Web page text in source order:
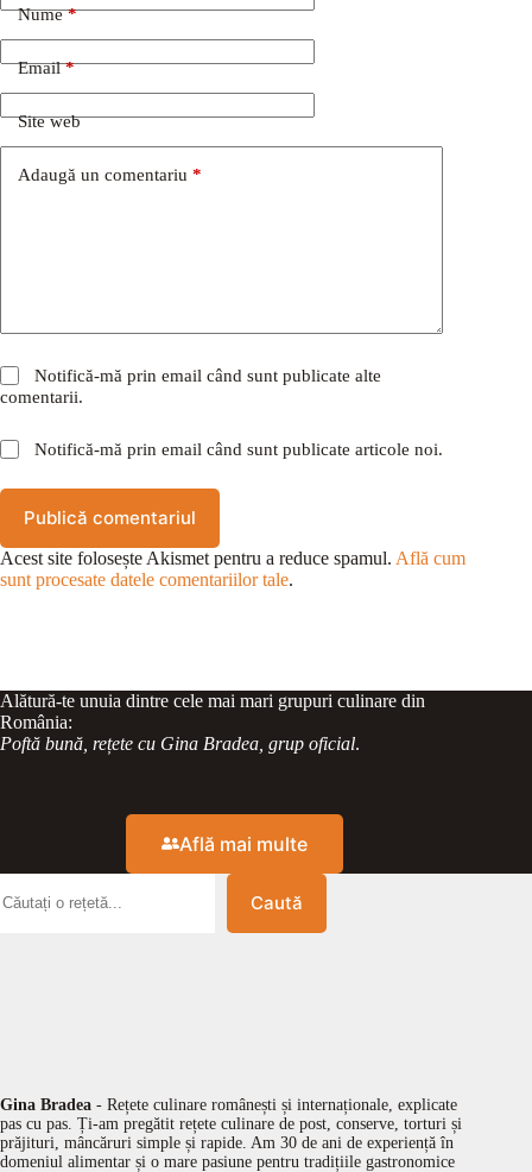
Nume*
Email*
Site web
Adaugă un comentariu *
Notifică-mă prin email când sunt publicate alte
comentarii.
Notifică-mă prin email când sunt publicate articole noi.
Publică comentariul
Acest site folosește Akismet pentru a reduce spamul. Află cum
sunt procesate datele comentariilor tale.
Alătură-te unuia dintre cele mai mari grupuri culinare din
România:
Poftă bună, rețete cu Gina Bradea, grup oficial.
Află mai multe
Caută
Gina Bradea - Rețete culinare românești și internaționale, explicate
pas cu pas. Ți-am pregătit rețete culinare de post, conserve, torturi și
prăjituri, mâncăruri simple și rapide. Am 30 de ani de experiență în
domeniul alimentar și o mare pasiune pentru tradițiile gastronomice